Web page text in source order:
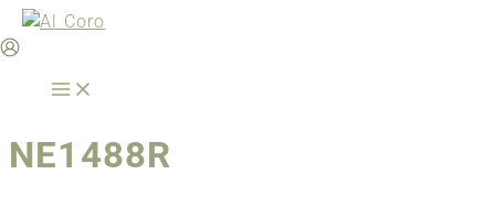
Zum
Inhalt
NE1488R